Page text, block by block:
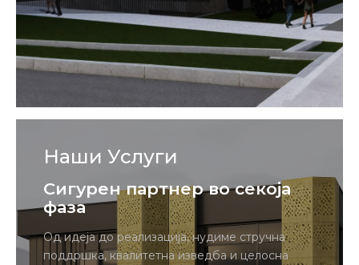
Наши Услуги
Сигурен партнер во секоја
фаза
Од идеја до реализација, нудиме стручна
поддршка, квалитетна изведба и целосна